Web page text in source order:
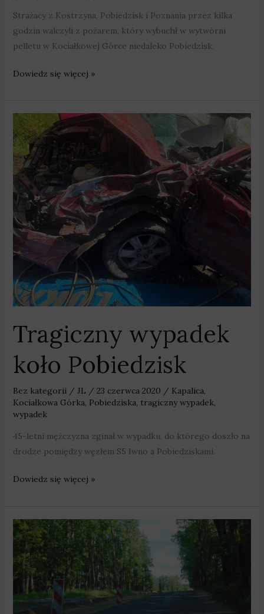
Strażacy z Kostrzyna, Pobiedzisk i Poznania przez kilka
godzin walczyli z pożarem, który wybuchł w wytwórni
pelletu w Kociałkowej Górce niedaleko Pobiedzisk.
Dowiedz się więcej »
Tragiczny wypadek
koło Pobiedzisk
Bez kategorii/ JL / 23 czerwca 2020 / Kapalica,
Kociałkowa Górka, Pobiedziska, tragiczny wypadek,
wypadek
45-letni mężczyzna zginał w wypadku, do którego doszło na
drodze pomiędzy węzłem S5 Iwno a Pobiedziskami.
Tragiczny
wypadek
koło
Pobiedzisk
Dowiedz się więcej »
Utrudnienia
na
drodze
z
Pobiedzisk
do